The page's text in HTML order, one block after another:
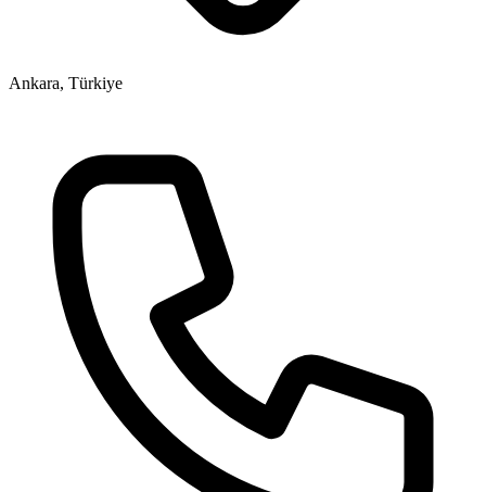
Ankara, Türkiye